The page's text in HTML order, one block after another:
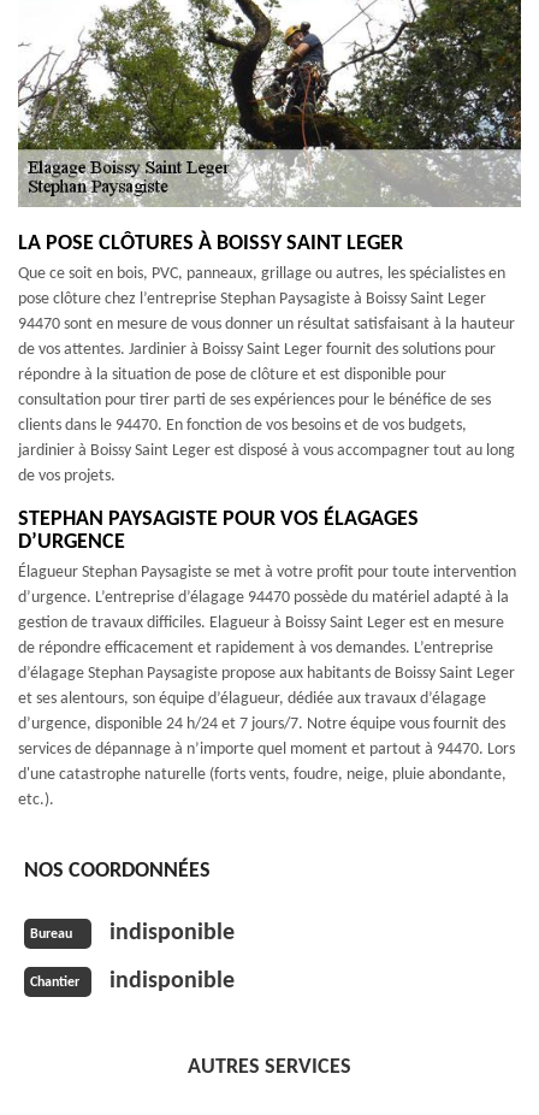
LA POSE CLÔTURES À BOISSY SAINT LEGER
Que ce soit en bois, PVC, panneaux, grillage ou autres, les spécialistes en
pose clôture chez l’entreprise Stephan Paysagiste à Boissy Saint Leger
94470 sont en mesure de vous donner un résultat satisfaisant à la hauteur
de vos attentes. Jardinier à Boissy Saint Leger fournit des solutions pour
répondre à la situation de pose de clôture et est disponible pour
consultation pour tirer parti de ses expériences pour le bénéfice de ses
clients dans le 94470. En fonction de vos besoins et de vos budgets,
jardinier à Boissy Saint Leger est disposé à vous accompagner tout au long
de vos projets.
STEPHAN PAYSAGISTE POUR VOS ÉLAGAGES
D’URGENCE
Élagueur Stephan Paysagiste se met à votre profit pour toute intervention
d’urgence. L’entreprise d’élagage 94470 possède du matériel adapté à la
gestion de travaux difficiles. Elagueur à Boissy Saint Leger est en mesure
de répondre efficacement et rapidement à vos demandes. L’entreprise
d’élagage Stephan Paysagiste propose aux habitants de Boissy Saint Leger
et ses alentours, son équipe d’élagueur, dédiée aux travaux d’élagage
d’urgence, disponible 24 h/24 et 7 jours/7. Notre équipe vous fournit des
services de dépannage à n’importe quel moment et partout à 94470. Lors
d'une catastrophe naturelle (forts vents, foudre, neige, pluie abondante,
etc.).
NOS COORDONNÉES
Bureau indisponible
Chantier indisponible
AUTRES SERVICES